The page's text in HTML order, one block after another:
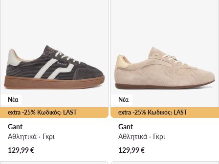
extra -25% Κωδικός: LAST
Νέα
Gant
Αθλητικά · Γκρι
129,99€
extra -25% Κωδικός: LAST
Νέα
Gant
Αθλητικά · Γκρι
129,99€